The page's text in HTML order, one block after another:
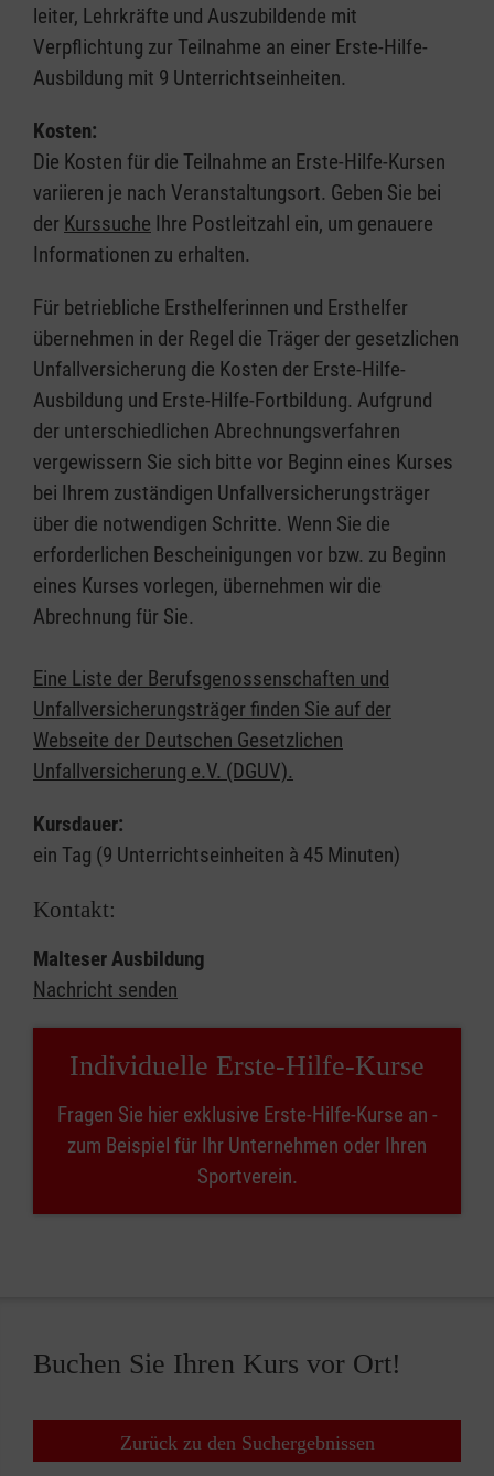
leiter, Lehrkräfte und Auszubildende mit
Verpflichtung zur Teilnahme an einer Erste-Hilfe-
Ausbildung mit 9 Unterrichtseinheiten.
Kosten:
Die Kosten für die Teilnahme an Erste-Hilfe-Kursen
variieren je nach Veranstaltungsort. Geben Sie bei
der Kurssuche Ihre Postleitzahl ein, um genauere
Informationen zu erhalten.
Für betriebliche Ersthelferinnen und Ersthelfer
übernehmen in der Regel die Träger der gesetzlichen
Unfallversicherung die Kosten der Erste-Hilfe-
Ausbildung und Erste-Hilfe-Fortbildung. Aufgrund
der unterschiedlichen Abrechnungsverfahren
vergewissern Sie sich bitte vor Beginn eines Kurses
bei Ihrem zuständigen Unfallversicherungsträger
über die notwendigen Schritte. Wenn Sie die
erforderlichen Bescheinigungen vor bzw. zu Beginn
eines Kurses vorlegen, übernehmen wir die
Abrechnung für Sie.
Eine Liste der Berufsgenossenschaften und
Unfallversicherungsträger finden Sie auf der
Webseite der Deutschen Gesetzlichen
Unfallversicherung e.V. (DGUV).
Kursdauer:
ein Tag (9 Unterrichtseinheiten à 45 Minuten)
Kontakt:
Malteser Ausbildung
Nachricht senden
Individuelle Erste-Hilfe-Kurse
Fragen Sie hier exklusive Erste-Hilfe-Kurse an -
zum Beispiel für Ihr Unternehmen oder Ihren
Sportverein.
Buchen Sie Ihren Kurs vor Ort!
Zurück zu den Suchergebnissen